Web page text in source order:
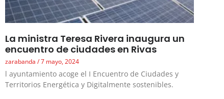
La ministra Teresa Rivera inaugura un
encuentro de ciudades en Rivas
zarabanda 7 mayo, 2024
l ayuntamiento acoge el I Encuentro de Ciudades y
Territorios Energética y Digitalmente sostenibles.